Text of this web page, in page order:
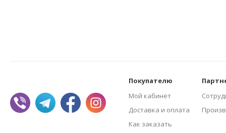
Покупателю
Мой кабинет
Доставка и оплата
Как заказать